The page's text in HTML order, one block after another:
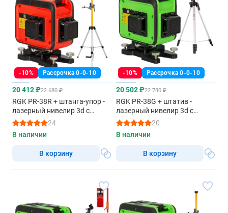
-10% Рассрочка 0-0-10
20 412 ₽22 680 ₽
RGK PR-38R + штанга-упор -
лазерный нивелир 3d с
красным лучом
24
В наличии
В корзину
-10% Рассрочка 0-0-10
20 502 ₽22 780 ₽
RGK PR-38G + штатив -
лазерный нивелир 3d с
зеленым лучом
20
В наличии
В корзину